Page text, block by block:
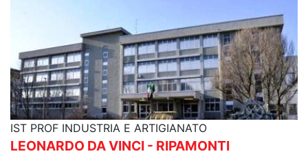
IST PROF INDUSTRIA E ARTIGIANATO
LEONARDO DA VINCI - RIPAMONTI